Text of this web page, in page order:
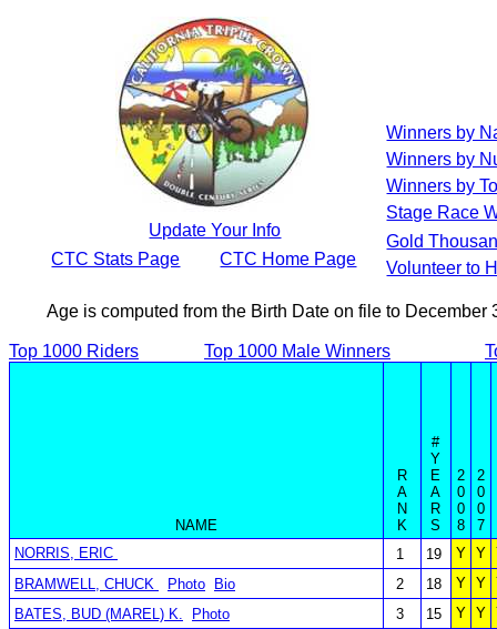
Update Your Info
CTC Stats Page
CTC Home Page
Winners by
Winners by
Winners by
Stage Race
Gold
Volunteer to
Age is computed from the Birth Date on file to
Top 1000 Riders Top 1000 Male Winners
NAME
R
A
N
K
#
Y
E
A
R
S
2
0
0
8
2
0
0
7
NORRIS, ERIC
1 19 Y Y
BRAMWELL, CHUCK
Photo Bio 2 18 Y Y
BATES, BUD (MAREL) K.
Photo 3 15 Y Y